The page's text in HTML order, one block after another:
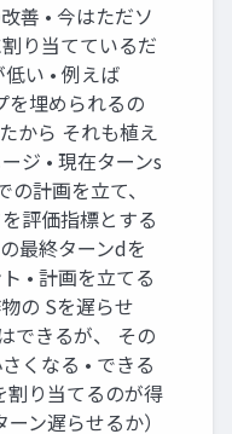
善 • 今はただソ
り当てているだ
い • 例えば
を埋められるの
から それも植え
ジ • 現在ターンs
計画を立て、
評価指標とする
最終ターンdを
• 計画を立てる
の Sを遅らせ
できるが、 その
くなる • できる
割り当てるのが得
ン遅らせるか）